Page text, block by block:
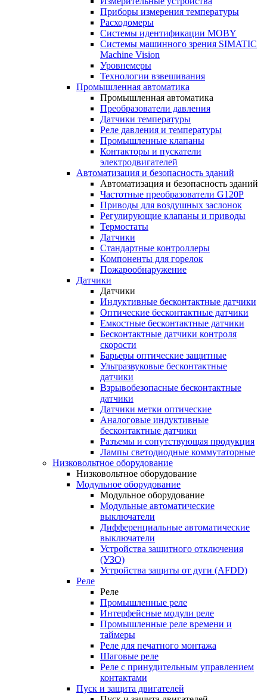
Приборы измерения температуры
Расходомеры
Системы идентификации MOBY
Системы машинного зрения SIMATIC
Machine Vision
Уровнемеры
Технологии взвешивания
Промышленная автоматика
Промышленная автоматика
Преобразователи давления
Датчики температуры
Реле давления и температуры
Промышленные клапаны
Контакторы и пускатели
электродвигателей
Автоматизация и безопасность зданий
Автоматизация и безопасность зданий
Частотные преобразователи G120P
Приводы для воздушных заслонок
Регулирующие клапаны и приводы
Термостаты
Датчики
Стандартные контроллеры
Компоненты для горелок
Пожарообнаружение
Датчики
Датчики
Индуктивные бесконтактные датчики
Оптические бесконтактные датчики
Емкостные бесконтактные датчики
Бесконтактные датчики контроля
скорости
Барьеры оптические защитные
Ультразвуковые бесконтактные
датчики
Взрывобезопасные бесконтактные
датчики
Датчики метки оптические
Аналоговые индуктивные
бесконтактные датчики
Разъемы и сопутствующая продукция
Лампы светодиодные коммутаторные
Низковольтное оборудование
Низковольтное оборудование
Модульное оборудование
Модульное оборудование
Модульные автоматические
выключатели
Дифференциальные автоматические
выключатели
Устройства защитного отключения
(УЗО)
Устройства защиты от дуги (AFDD)
Реле
Реле
Промышленные реле
Интерфейсные модули реле
Промышленные реле времени и
таймеры
Реле для печатного монтажа
Шаговые реле
Реле с принудительным управлением
контактами
Пуск и защита двигателей